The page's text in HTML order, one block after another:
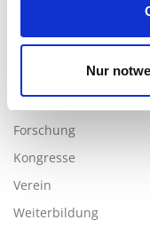
Nur
MEHR ZUM
Arbeitskreise
Forschung
Kongresse
Verein
Weiterbildung